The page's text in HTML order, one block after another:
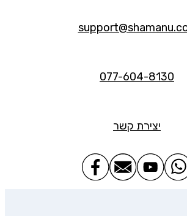
077-604-8130
יצירת קשר